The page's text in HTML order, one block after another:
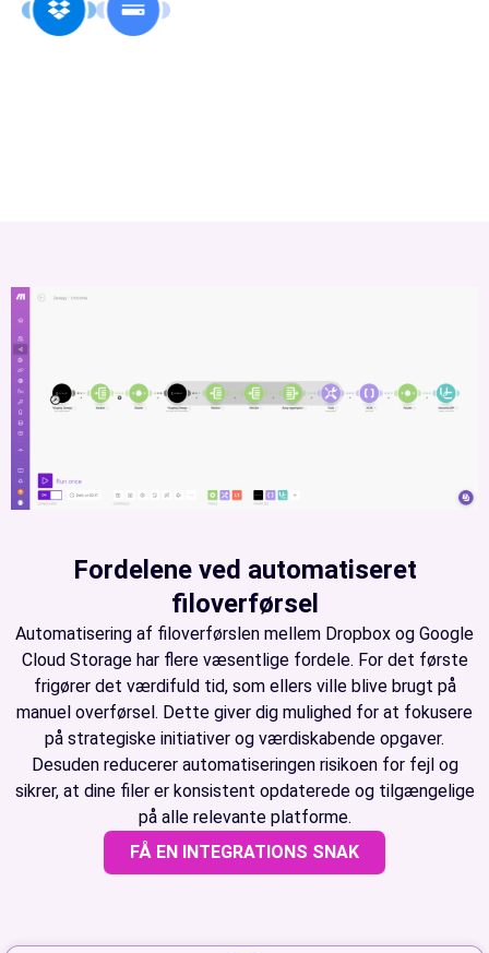
Fordelene ved automatiseret
filoverførsel
Automatisering af filoverførslen mellem Dropbox og Google
Cloud Storage har flere væsentlige fordele. For det første
frigører det værdifuld tid, som ellers ville blive brugt på
manuel overførsel. Dette giver dig mulighed for at fokusere
på strategiske initiativer og værdiskabende opgaver.
Desuden reducerer automatiseringen risikoen for fejl og
sikrer, at dine filer er konsistent opdaterede og tilgængelige
på alle relevante platforme.
FÅ EN INTEGRATIONS SNAK